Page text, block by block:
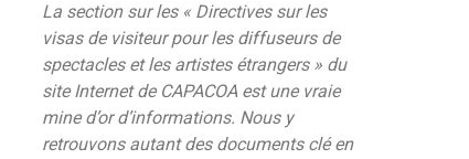
La section sur les « Directives sur les
visas de visiteur pour les diffuseurs de
spectacles et les artistes étrangers » du
site Internet de CAPACOA est une vraie
mine d’or d’informations. Nous y
retrouvons autant des documents clé en